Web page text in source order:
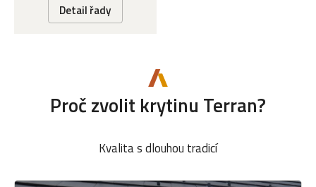
Detail řady
Proč zvolit krytinu Terran?
Kvalita s dlouhou tradicí